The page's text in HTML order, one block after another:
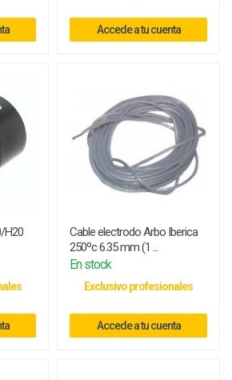
Accede a tu cuenta
H20
Cable electrodo Arbo Iberica
250ºc 6.35 mm (1 ...
En stock
Exclusivo profesionales
Accede a tu cuenta